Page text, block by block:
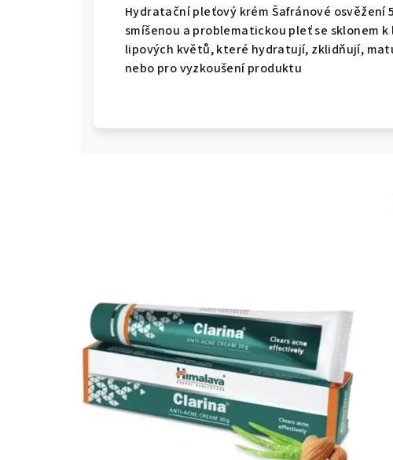
Hydratační pleťový krém Šafránové
smíšenou a problematickou pleť se sklonem
lipových květů, které hydratují, zklidňují,
nebo pro vyzkoušení produktu